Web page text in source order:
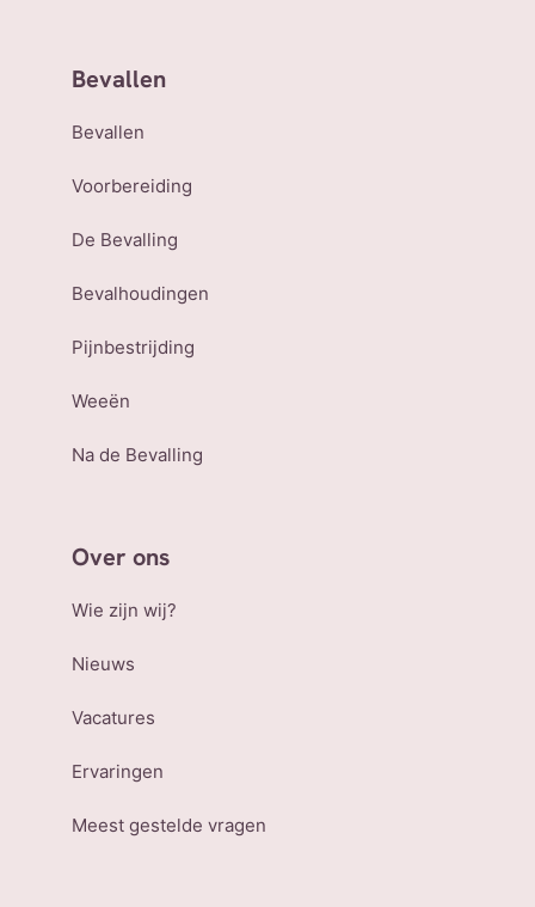
Bevallen
Bevallen
Voorbereiding
De Bevalling
Bevalhoudingen
Pijnbestrijding
Weeën
Na de Bevalling
Over ons
Wie zijn wij?
Nieuws
Vacatures
Ervaringen
Meest gestelde vragen